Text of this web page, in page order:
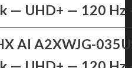
— UHD+ — 120
AI A2XWJG-